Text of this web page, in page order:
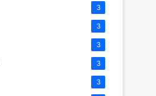
3
3
3
3
3